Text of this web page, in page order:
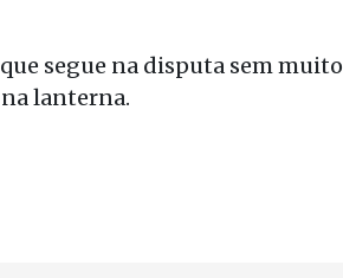
segue na disputa sem muito
lanterna.